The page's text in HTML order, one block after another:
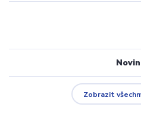
Zobrazit